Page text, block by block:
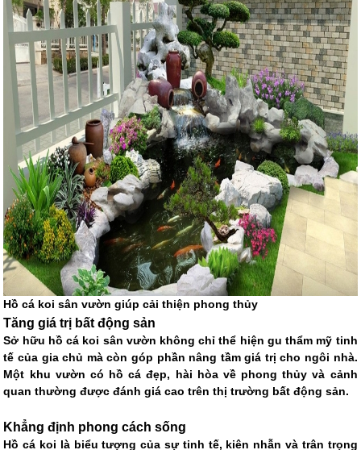
Hồ cá koi sân vườn giúp cải thiện phong thủy
Tăng giá trị bất động sản
Sở hữu hồ cá koi sân vườn không chỉ thể hiện gu thẩm mỹ tinh
tế của gia chủ mà còn góp phần nâng tầm giá trị cho ngôi nhà.
Một khu vườn có hồ cá đẹp, hài hòa về phong thủy và cảnh
quan thường được đánh giá cao trên thị trường bất động sản.
Khẳng định phong cách sống
Hồ cá koi là biểu tượng của sự tinh tế, kiên nhẫn và trân trọng